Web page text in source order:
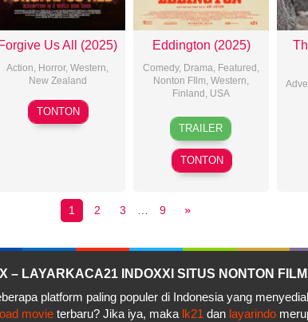
Forgive Us All (2025)
Action, Horror, Western,
New Zealand
2025-
05-
TONTON
Eddington (2025)
Comedy, Drama, Featured ,
Nonton FIlm, Western,
Finland , USA
16
2025
Ari
Aster
TRAILER
TONTON
1 2 3 9
– LAYARKACA21 INDOXXI SITUS NONTON
platform paling populer di Indonesia yang
movie terbaru? Jika iya, maka lk21 dan layarindo